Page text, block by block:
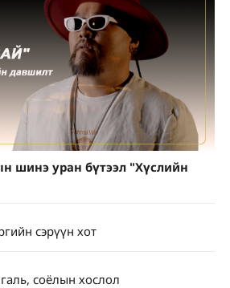
шинэ уран бүтээл "Хүслийн
сэрүүн хот
соёлын хослол